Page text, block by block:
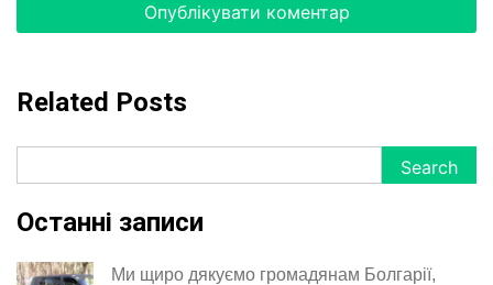
Related Posts
Search
Останні записи
Ми щиро дякуємо громадянам Болгарії,